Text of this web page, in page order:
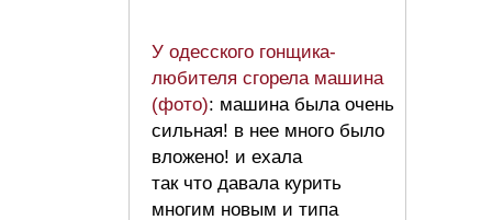
У одесского гонщика-
любителя сгорела машина
(фото): машина была очень
сильная! в нее много было
вложено! и ехала
так что давала курить
многим новым и типа